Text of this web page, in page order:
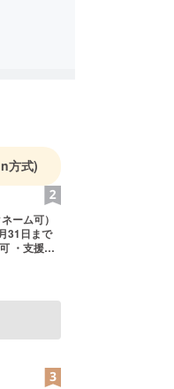
方式)
ーム可）
31日まで
・支援